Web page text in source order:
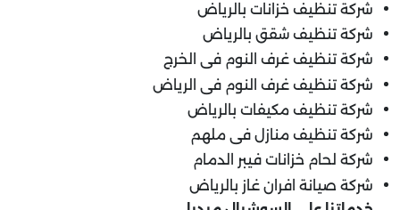
شركة تنظيف خزانات بالرياض
شركة تنظيف شقق بالرياض
شركة تنظيف غرف النوم فى الخرج
شركة تنظيف غرف النوم فى الرياض
شركة تنظيف مكيفات بالرياض
شركة تنظيف منازل فى ملهم
شركة لحام خزانات فيبر الدمام
شركة صيانة افران غاز بالرياض